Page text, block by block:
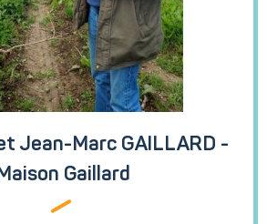
Jean-Marc GAILLARD -
Gaillard